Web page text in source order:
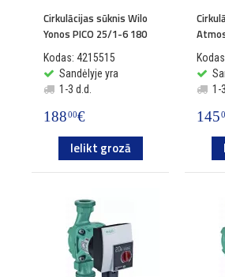
Cirkulācijas sūknis Wilo
Yonos PICO 25/1-6 180
Kodas: 4215515
Sandėlyje yra
1-3 d.d.
18800€
Ielikt grozā
1-
145